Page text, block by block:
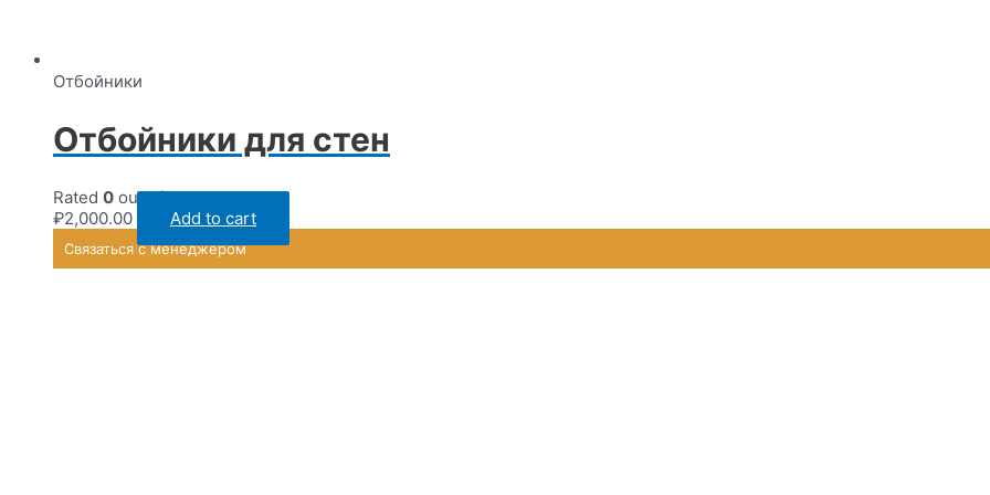
Отбойники
Отбойники для стен
Rated 0 out of 5
₽2,000.00 Add to cart
Связаться с менеджером